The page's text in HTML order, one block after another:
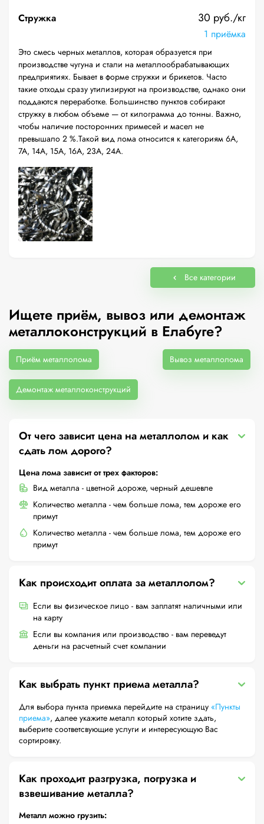
Стружка 30 руб./кг
1 приёмка
Это смесь черных металлов, которая образуется при
производстве чугуна и стали на металлообрабатывающих
предприятиях. Бывает в форме стружки и брикетов. Часто
такие отходы сразу утилизируют на производстве, однако они
поддаются переработке. Большинство пунктов собирают
стружку в любом объеме — от килограмма до тонны. Важно,
чтобы наличие посторонних примесей и масел не
превышало 2 %.Такой вид лома относится к категориям 6А,
7А, 14А, 15А, 16А, 23А, 24А.
Все категории
Ищете приём, вывоз или демонтаж
металлоконструкций в Елабуге?
Приём металлолома Вывоз металлолома
Демонтаж металлоконструкций
От чего зависит цена на металлолом и как
сдать лом дорого?
Цена лома зависит от трех факторов:
Вид металла - цветной дороже, черный дешевле
Количество металла - чем больше лома, тем дороже его
примут
Количество металла - чем больше лома, тем дороже его
примут
Как происходит оплата за металлолом?
Если вы физическое лицо - вам заплатят наличными или
на карту
Если вы компания или производство - вам переведут
деньги на расчетный счет компании
Как выбрать пункт приема металла?
Для выбора пункта приемка перейдите на страницу «Пункты
приема», далее укажите металл который хотите здать,
выберите соответсвующие услуги и интересующую Вас
сортировку.
Как проходит разгрузка, погрузка и
взвешивание металла?
Металл можно грузить: